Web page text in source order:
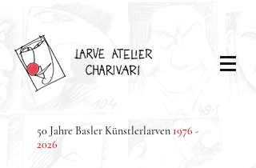
50 Jahre Basler Künstlerlarven 1976 -
2026